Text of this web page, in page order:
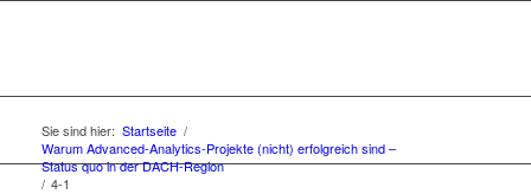
Sie sind hier: Startseite /
Warum Advanced-Analytics-Projekte (nicht) erfolgreich sind –
Status quo in der DACH-Region
/ 4-1